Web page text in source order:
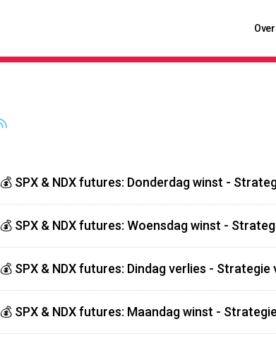
Over
💰 SPX & NDX futures: Donderdag winst -
💰 SPX & NDX futures: Woensdag winst -
💰 SPX & NDX futures: Dindag verlies -
💰 SPX & NDX futures: Maandag winst -